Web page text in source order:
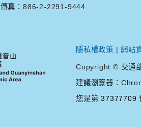
傳真：886-2-2291-9444
隱私權政策 |網站
Copyright © 交通
建議瀏覽器：
您是第37377709